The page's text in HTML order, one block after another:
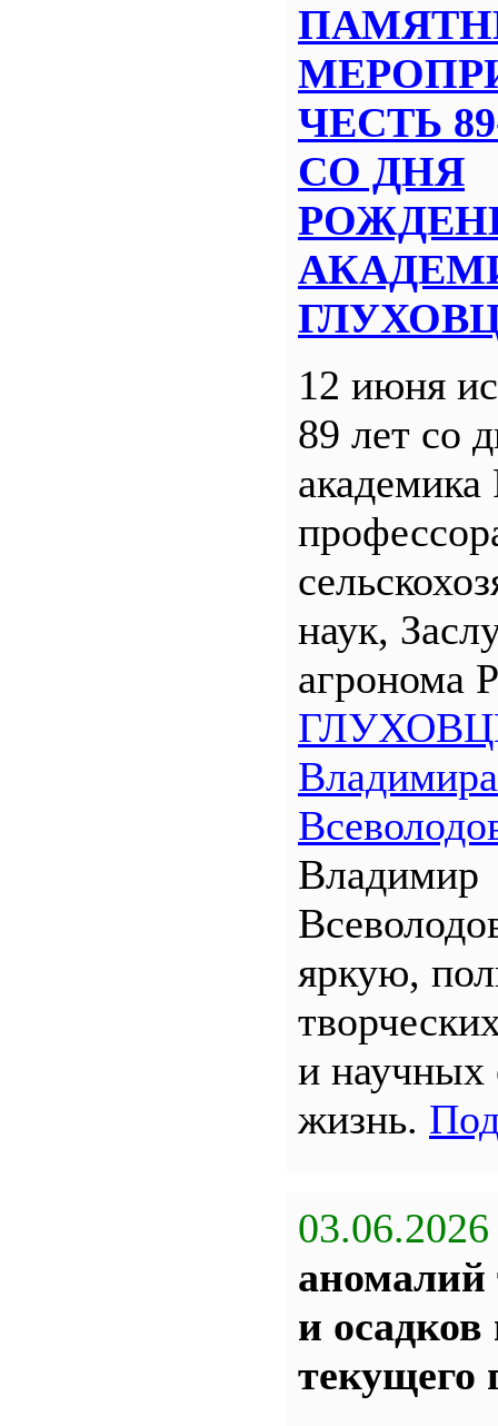
ЧЕСТЬ
СО ДНЯ
12 июня
89 лет со
наук,
агронома
Владимира
Владимир
яркую,
и научных
жизнь.
03.06.2026
аномалий
и
текущего